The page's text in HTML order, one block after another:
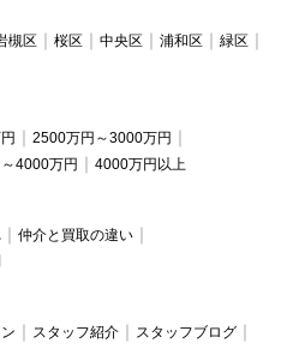
槻区 桜区 中央区 浦和区
緑区
2500万円～3000万円
4000万円 4000万円以上
仲介と買取の違い
スタッフ紹介
スタッフブログ